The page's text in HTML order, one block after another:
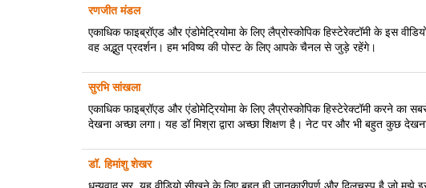
रणजीत मंडल
एकाधिक फाइब्रॉएड और एंडोमेट्रियोमा के लिए लैप्रोस्कोपिक हिस्टेरेक्टॉमी के इस
वह अद्भुत प्रदर्शन। हम भविष्य की पोस्ट के लिए आपके चैनल से जुड़े रहेंगे।
सुरभि सांखला
एकाधिक फाइब्रॉएड और एंडोमेट्रियोमा के लिए लैप्रोस्कोपिक हिस्टेरेक्टॉमी करने का
देखना अच्छा लगा। यह डॉ मिश्रा द्वारा अच्छा शिक्षण है। नेट पर और भी बहुत कुछ
डॉ. हिमांशु शेखर
धन्यवाद सर, यह वीडियो सीखने के लिए बहुत ही जानकारीपूर्ण और दिलचस्प है जो मुझे